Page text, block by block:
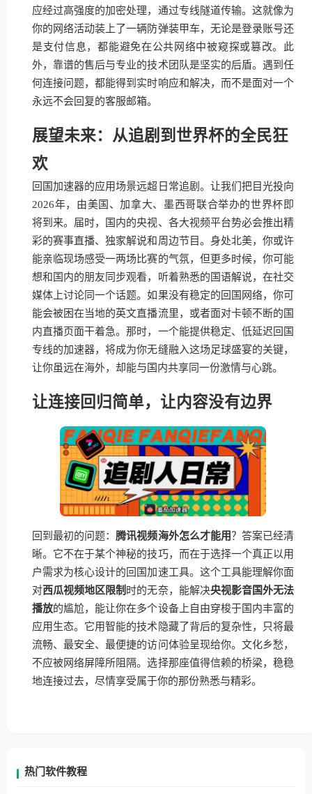
应经过高强度的加密处理，通过专线隧道传输。这就像为
你的网络活动装上了一辆防弹装甲车，无论是登录账号还
是支付信息，都能避免在公共网络中被窥探或篡改。此
外，靠谱的售后与专业的技术团队是坚实的后盾。遇到任
何连接问题，都能得到实时响应和解决，而不是面对一个
永远不会回复的客服邮箱。
展望未来：从追剧到世界杯的全民狂
欢
回国加速器的应用场景远超日常追剧。让我们把目光投向
2026年，由美国、加拿大、墨西哥联合举办的世界杯即
将到来。届时，国内的央视、各大视频平台势必会推出精
彩的赛事直播、独家解说和周边节目。身处北美，你或许
能亲临现场感受一两场比赛的气氛，但更多时候，你可能
想和国内的朋友同步观看，听着熟悉的国语解说，在社交
媒体上讨论同一个话题。如果没有稳定的回国网络，你可
能会被困在当地的英文直播流里，或者面对卡顿不断的国
内直播页面干着急。那时，一个能提供稳定、低延迟回国
专线的加速器，将成为你无缝融入这场足球盛宴的关键，
让你虽远在海外，却能与国内共享同一份激情与心跳。
让连接回归简单，让内容没有边界
回到最初的问题：腾讯视频海外怎么才能用？答案已经清
晰。它不在于某个神秘的技巧，而在于选择一个真正以用
户需求为核心设计的回国加速工具。这个工具能理解你面
对西瓜视频地区限制 时的无奈，能解决央视影音国外无法
播放的尴尬，能让你在多个设备上自由穿梭于国内丰富的
应用生态。它用智能的技术隐藏了背后的复杂性，只将最
流畅、最安全、最便捷的访问体验呈现给你。文化乡愁，
不应被网络屏障所阻隔。选择那座值得信赖的桥梁，稳稳
地连接过去，尽情享受属于你的那份熟悉与精彩。
热门软件教程